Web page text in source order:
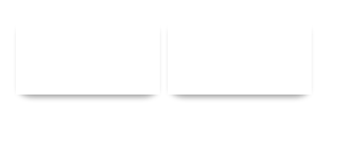
Αναλυτικά Αναλυτικά